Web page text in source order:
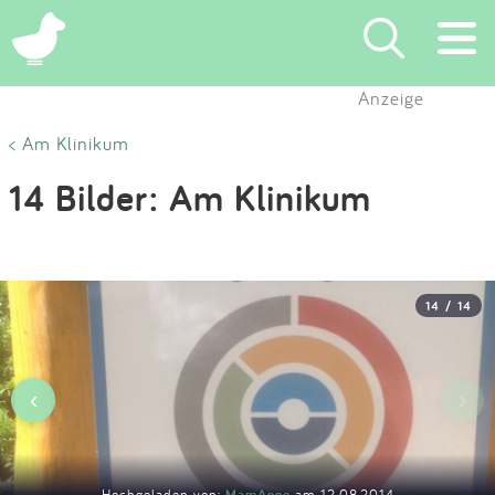
×
Eintragen
Blog
Partner
Kontakt
Anzeige
< Am Klinikum
14 Bilder: Am Klinikum
14 / 14
‹ ›